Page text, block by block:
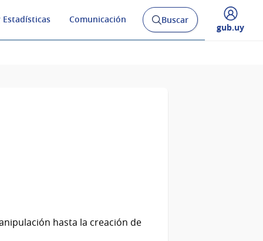
Estadísticas Comunicación
Abrir
buscador
Buscar
Desplegar
gub.uy
hasta la creación de